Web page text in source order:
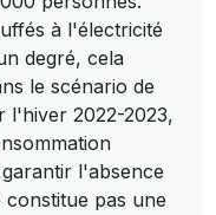
à l'électricité
degré, cela
le scénario de
l'hiver 2022-2023,
l'absence
pas une